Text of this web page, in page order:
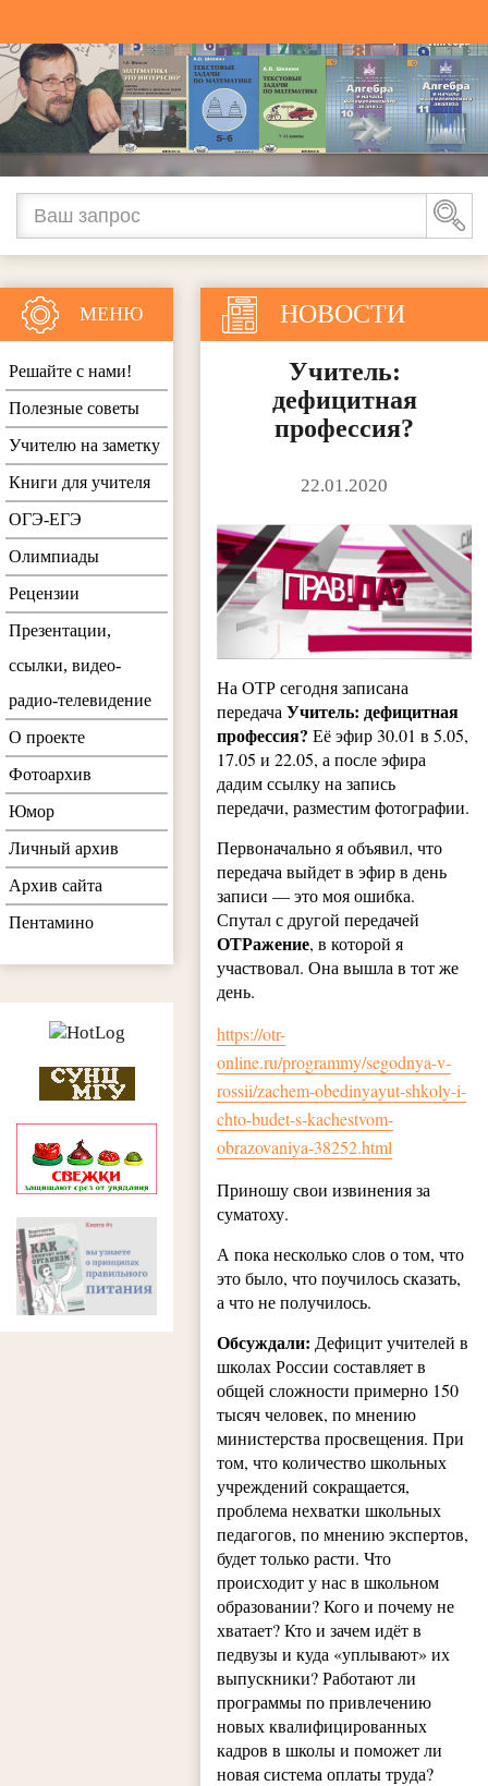
НОВОСТИ
Учитель:
дефицитная
профессия?
22.01.2020
На ОТР сегодня записана
передачаУчитель: дефицитная
профессия?Её эфир 30.01 в 5.05,
17.05 и 22.05, а после эфира
дадим ссылку на запись
передачи, разместим фотографии.
Первоначально я объявил, что
передача выйдет в эфир в день
записи — это моя ошибка.
Спутал с другой передачей
ОТРажение, в которой я
участвовал. Она вышла в тот же
день.
https://otr-
online.ru/programmy/segodnya-v-
rossii/zachem-obedinyayut-shkoly-i-
chto-budet-s-kachestvom-
obrazovaniya-38252.html
Приношу свои извинения за
суматоху.
А пока несколько слов о том, что
это было, что поучилось сказать,
а что не получилось.
Обсуждали:Дефицит учителей в
школах России составляет в
общей сложности примерно 150
тысяч человек, по мнению
министерства просвещения. При
том, что количество школьных
учреждений сокращается,
проблема нехватки школьных
педагогов, по мнению экспертов,
будет только расти. Что
происходит у нас в школьном
образовании? Кого и почему не
хватает? Кто и зачем идёт в
педвузы и куда «уплывают» их
выпускники? Работают ли
программы по привлечению
новых квалифицированных
кадров в школы и поможет ли
новая система оплаты труда?
МЕНЮ
Решайте с нами!
Полезные советы
Учителю на заметку
Книги для учителя
ОГЭ-ЕГЭ
Олимпиады
Рецензии
Презентации,
ссылки, видео-
радио-телевидение
О проекте
Фотоархив
Юмор
Личный архив
Архив сайта
Пентамино